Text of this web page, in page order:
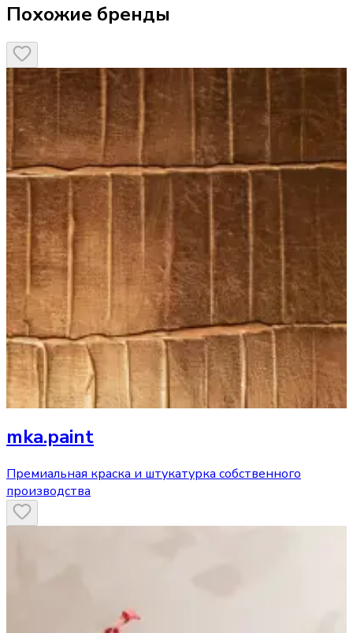
Похожие бренды
mka.paint
Премиальная краска и штукатурка собственного
производства